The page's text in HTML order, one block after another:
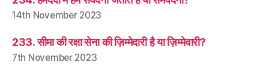
14th November 2023
233. सीमा की रक्षा सेना की ज़िम्मेदारी है या ज़िम्मेवारी?
7th November 2023